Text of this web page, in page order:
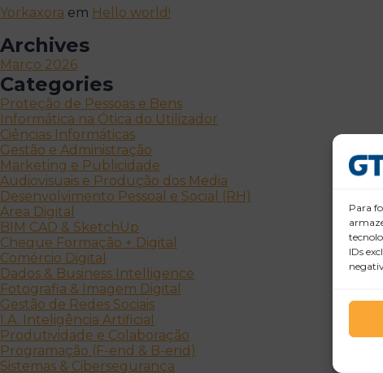
Para
IDs
Yorkaxora em Hello world!
Archives
Março 2026
Categories
Proteção de Pessoas e Bens
Informática na Ótica do Utilizador
Ciências Informáticas
Gestão e Administração
Marketing e Publicidade
Audiovisuais e Produção dos Media
Desenvolvimento Pessoal e Social (RH)
Área Digital
BIM CAD & SketchUp
Cheque Formação + Digital
Comércio Digital
Dados & Business Intelligence
Fotografia & Imagem Digital
Gestão de Redes Sociais
I.A. Inteligência Artificial
Produtividade e Colaboração
Programação (F-end & B-end)
Sistemas & Cibersegurança